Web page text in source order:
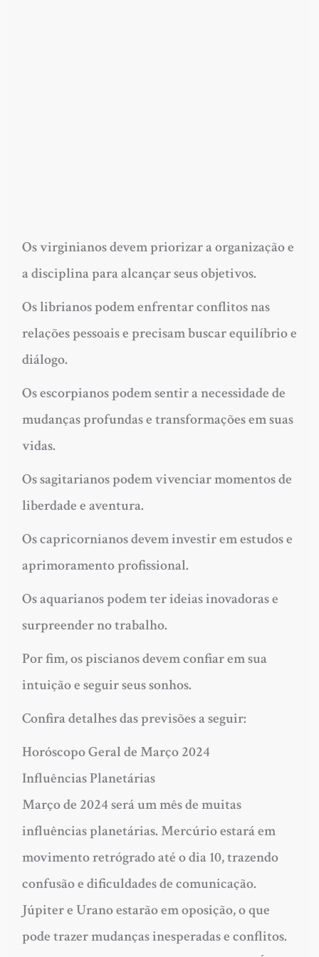
Os virginianos devem priorizar a organização e
a disciplina para alcançar seus objetivos.
Os librianos podem enfrentar conflitos nas
relações pessoais e precisam buscar equilíbrio e
diálogo.
Os escorpianos podem sentir a necessidade de
mudanças profundas e transformações em suas
vidas.
Os sagitarianos podem vivenciar momentos de
liberdade e aventura.
Os capricornianos devem investir em estudos e
aprimoramento profissional.
Os aquarianos podem ter ideias inovadoras e
surpreender no trabalho.
Por fim, os piscianos devem confiar em sua
intuição e seguir seus sonhos.
Confira detalhes das previsões a seguir:
Horóscopo Geral de Março 2024
Influências Planetárias
Março de 2024 será um mês de muitas
influências planetárias. Mercúrio estará em
movimento retrógrado até o dia 10, trazendo
confusão e dificuldades de comunicação.
Júpiter e Urano estarão em oposição, o que
pode trazer mudanças inesperadas e conflitos.